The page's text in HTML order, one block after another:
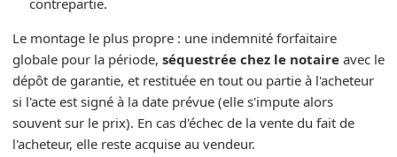
contrepartie.
Le montage le plus propre : une indemnité forfaitaire
globale pour la période, séquestrée chez le notaire avec le
dépôt de garantie, et restituée en tout ou partie à l'acheteur
si l'acte est signé à la date prévue (elle s'impute alors
souvent sur le prix). En cas d'échec de la vente du fait de
l'acheteur, elle reste acquise au vendeur.